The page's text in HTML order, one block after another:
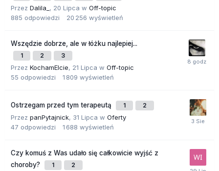
Przez Dalila_ , 20 Lipca w Off-topic
885 odpowiedzi 20 256 wyświetleń
Wszędzie dobrze, ale w łóżku najlepiej...
1 2 3
Przez KochamElcie, 21 Lipca w Off-topic
55 odpowiedzi 1 809 wyświetleń
Ostrzegam przed tym terapeutą 1 2
Przez panPytajnick, 31 Lipca w Oferty
47 odpowiedzi 1 688 wyświetleń
Czy komuś z Was udało się całkowicie wyjść z
choroby?
1 2